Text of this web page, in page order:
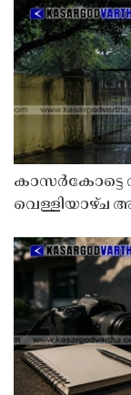
കാസർകോട്ടെ
വെള്ളിയാഴ്ച